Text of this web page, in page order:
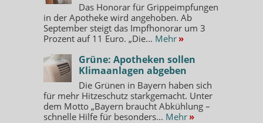
Das Honorar für Grippeimpfungen
in der Apotheke wird angehoben. Ab
September steigt das Impfhonorar um 3
Prozent auf 11 Euro. „Die... Mehr »
Grüne: Apotheken sollen
Klimaanlagen abgeben
Die Grünen in Bayern haben sich
für mehr Hitzeschutz starkgemacht. Unter
dem Motto „Bayern braucht Abkühlung –
schnelle Hilfe für besonders... Mehr »